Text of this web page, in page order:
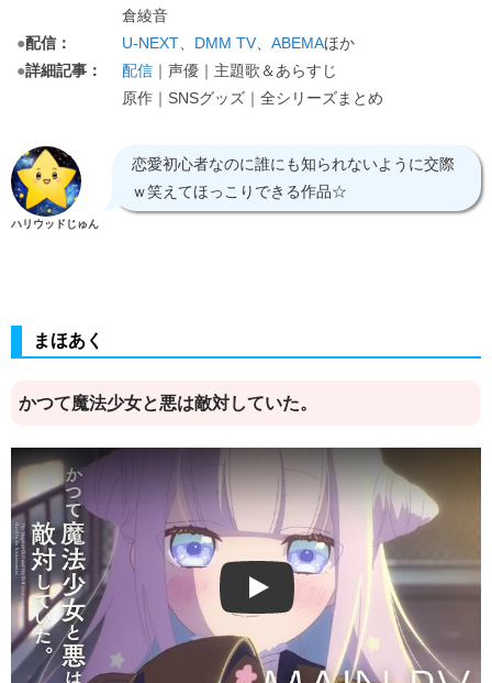
倉綾音
●配信： U-NEXT DMM TV ABEMAほか
●詳細記事： 配信 ｜声優｜主題歌＆あらすじ
原作｜SNSグッズ｜全シリーズまとめ
ハリウッドじゅん
恋愛初心者なのに誰にも知られないように交際
ｗ笑えてほっこりできる作品☆
まほあく
かつて魔法少女と悪は敵対していた。
Play